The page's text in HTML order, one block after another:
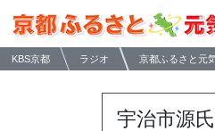
KBS京都 ラジオ 京都ふるさと元
宇治市源